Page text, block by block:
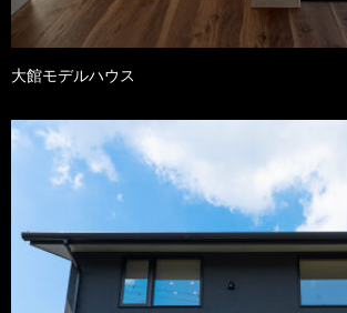
大館モデルハウス